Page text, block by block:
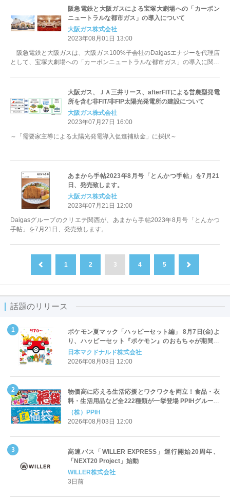
阪急電鉄と大阪ガスによる宝塚大劇場への「カーボン
ニュートラルな都市ガス」の導入について
大阪ガス株式会社
2023年08月01日 13:00
阪急電鉄と大阪ガスは、大阪ガス100%子会社のDaigasエナジーを代理店
として、宝塚大劇場への「カーボンニュートラルな都市ガス」の導入に関す
大阪ガス、ＪＡ三井リース、afterFITによる営農型発電
所を含む非FIT/非FIP太陽光発電所の建設について
大阪ガス株式会社
2023年07月27日 16:00
～「需要家主導による太陽光発電導入促進補助金」に採択～
あまから手帖2023年8月号「とんかつ手帖」を7月21
日、発売致します。
大阪ガス株式会社
2023年07月21日 12:00
Daigasグループのクリエテ関西が、あまから手帖2023年8月号「とんかつ
手帖」を7月21日、発売致します。
1 2 3 4 5
話題のリリース
ポケモン夏マック「ハッピーセット編」 8月7日(金)よ
り、ハッピーセット『ポケモン』のおもちゃが期間限
定登場
日本マクドナルド株式会社
2026年08月03日 12:00
物価高に応える生活応援とワクワクを両立！食品・衣
料・生活用品など全222種類が一挙登場 PPIHグループ
「夏福袋」＆セール 8月6日(木)より順次スタート
（株）PPIH
2026年08月03日 12:00
高速バス「WILLER EXPRESS」運行開始20周年、
「NEXT20 Project」始動
WILLER株式会社
3日前